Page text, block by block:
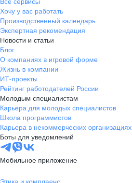
Хочу у вас работать
Производственный календарь
Экспертная рекомендация
Новости и статьи
Блог
О компаниях в игровой форме
Жизнь в компании
ИТ-проекты
Рейтинг работодателей России
Молодым специалистам
Карьера для молодых специалистов
Школа программистов
Карьера в некоммерческих организациях
Боты для уведомлений
Мобильное приложение